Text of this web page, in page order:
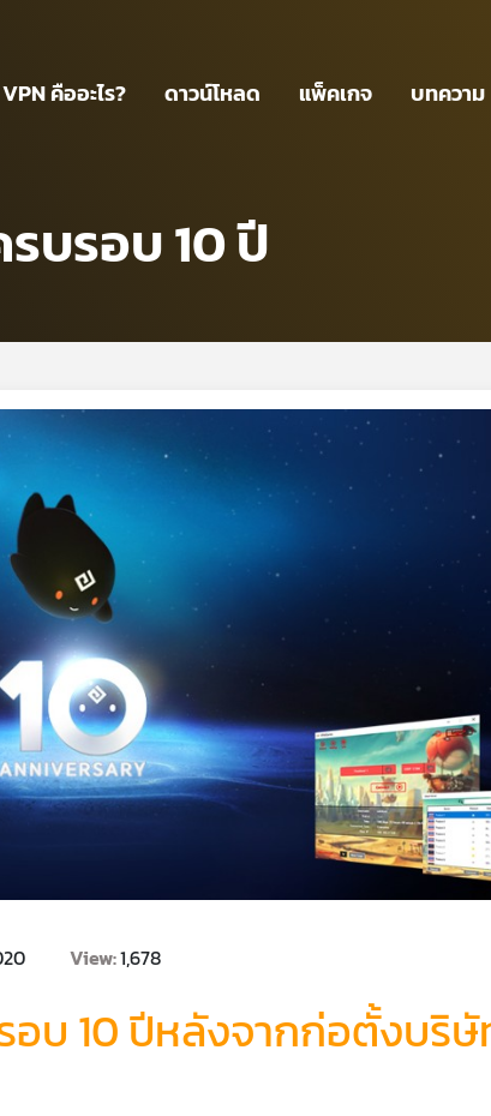
VPN คืออะไร? ดาวน์โหลด แพ็คเกจ บทความ
บรอบ 10 ปี
View:1,678
อบ 10 ปีหลังจากก่อตั้งบริ